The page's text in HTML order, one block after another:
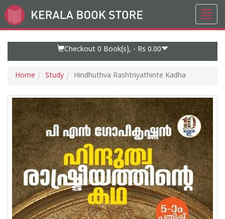
Go
to
Checkout 0 Book(s), - Rs 0.00
Home Study Hindhuthva Rashtriyathinte Kadha